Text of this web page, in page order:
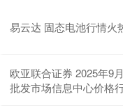
易云达 固态电池行情火
欧亚联合证券 2025年9
批发市场信息中心价格